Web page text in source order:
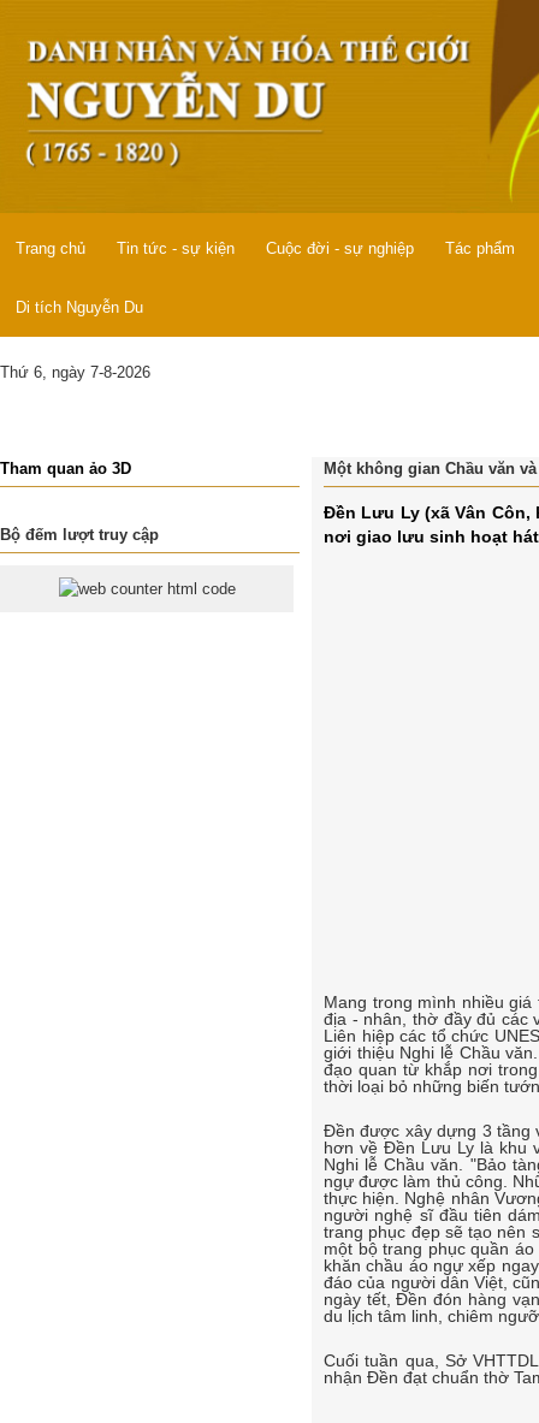
Trang chủ Tin tức - sự kiện Cuộc đời - sự nghiệp Tác phẩm
Di tích Nguyễn Du
Thứ 6, ngày 7-8-2026
Tham quan ảo 3D
Bộ đếm lượt truy cập
Một không gian Chầu văn
Đền Lưu Ly (xã Vân
nơi giao lưu sinh hoạt
Mang trong mình nhiều
địa - nhân, thờ đầy đủ các
Liên hiệp các tổ chức
giới thiệu Nghi lễ Chầu
đạo quan từ khắp nơi
thời loại bỏ những biến
Đền được xây dựng 3 tầng
hơn về Đền Lưu Ly là khu
Nghi lễ Chầu văn. "Bảo
ngự được làm thủ công.
thực hiện. Nghệ nhân
người nghệ sĩ đầu tiên
trang phục đẹp sẽ tạo nên
một bộ trang phục quần
khăn chầu áo ngự xếp
đáo của người dân Việt,
ngày tết, Đền đón hàng
du lịch tâm linh, chiêm
Cuối tuần qua, Sở
nhận Đền đạt chuẩn thờ